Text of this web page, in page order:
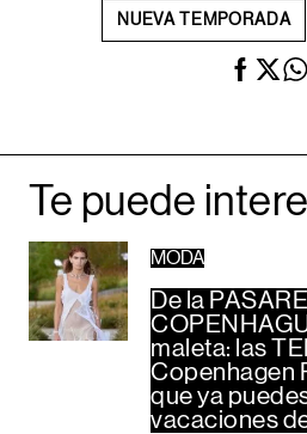
NUEVA TEMPORADA
Te puede
MODA
De la
maleta: las
Copenhagen
que ya
vacaciones